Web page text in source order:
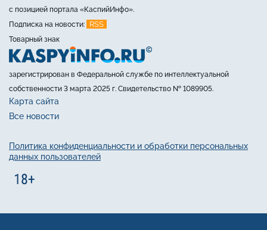
с позицией портала «КаспийИнфо».
Подписка на новости:
RSS
Товарный знак
зарегистрирован в Федеральной службе по интеллектуальной
собственности 3 марта 2025 г. Свидетельство № 1089905.
Карта сайта
Все новости
Политика конфиденциальности и обработки персональных
данных пользователей